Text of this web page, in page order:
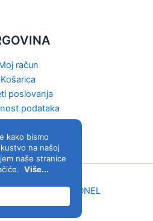
kako bismo
na našoj
naše stranice
Više...
račun
Košarica
poslovanja
podataka
ugovora
MIDNEL